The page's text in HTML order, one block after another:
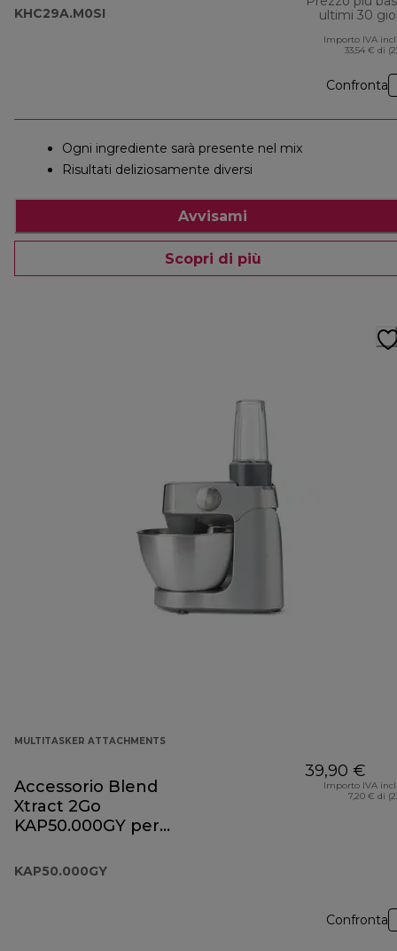
KHC29A.M0SI
ultimi 30
Importo IVA
33,54 € di
Confronta
Ogni ingrediente sarà presente nel mix
Risultati deliziosamente diversi
Avvisami
Scopri di più
MULTITASKER ATTACHMENTS
Accessorio Blend
Xtract 2Go
KAP50.000GY per
KAP50.000GY
39,90 €
Importo IVA
7,20 € di
Confronta